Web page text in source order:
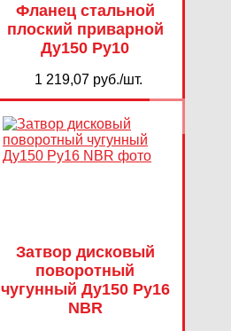
Фланец стальной
плоский приварной
Ду150 Ру10
1 219,07 руб./шт.
Затвор дисковый
поворотный
чугунный Ду150 Ру16
NBR